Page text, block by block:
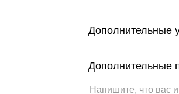
Дополнительные
Дополнительные